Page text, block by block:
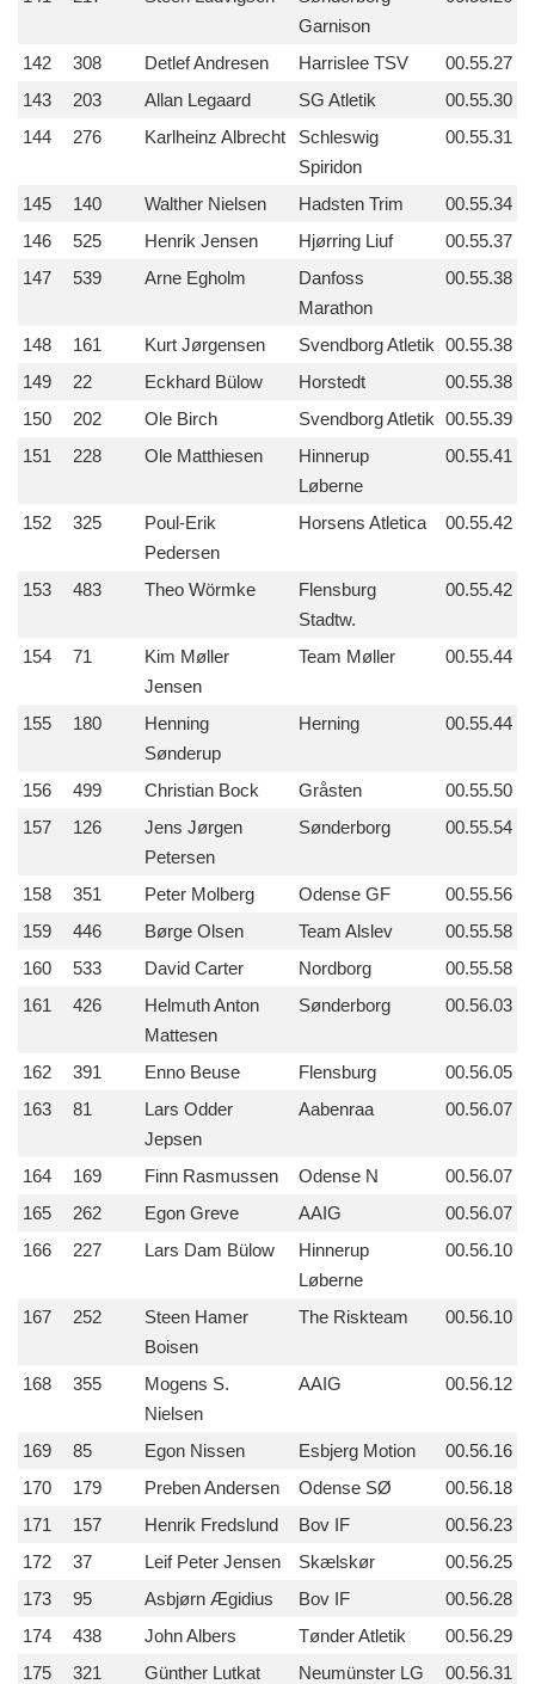
Garnison
142 308 Detlef Andresen Harrislee TSV
00.55.27
143
203 Allan Legaard SG Atletik
00.55.30
144
276 Karlheinz Albrecht
Schleswig
Spiridon
00.55.31
145 140 Walther Nielsen Hadsten Trim
00.55.34
146
525 Henrik Jensen Hjørring Liuf
00.55.37
147
539 Arne Egholm
Danfoss
Marathon
00.55.38
148 161 Kurt Jørgensen Svendborg Atletik 00.55.38
149
22 Eckhard Bülow Horstedt
00.55.38
150
202 Ole Birch Svendborg Atletik 00.55.39
151
228 Ole Matthiesen
Hinnerup
Løberne
00.55.41
152 325
Poul-Erik
Pedersen
Horsens Atletica 00.55.42
153 483 Theo Wörmke
Flensburg
Stadtw.
00.55.42
154 71
Kim Møller
Jensen
Team Møller 00.55.44
155 180
Henning
Sønderup
Herning 00.55.44
156 499 Christian Bock Gråsten
00.55.50
157
126
Jens Jørgen
Petersen
Sønderborg 00.55.54
158 351 Peter Molberg Odense GF
00.55.56
159
446 Børge Olsen Team Alslev
00.55.58
160
533 David Carter Nordborg
00.55.58
161
426
Helmuth Anton
Mattesen
Sønderborg 00.56.03
162 391 Enno Beuse Flensburg
00.56.05
163
81
Lars Odder
Jepsen
Aabenraa 00.56.07
164 169 Finn Rasmussen Odense N
00.56.07
165
262 Egon Greve AAIG
00.56.07
166
227 Lars Dam Bülow
Hinnerup
Løberne
00.56.10
167 252
Steen Hamer
Boisen
The Riskteam 00.56.10
168 355
Mogens S.
Nielsen
AAIG 00.56.12
169 85 Egon Nissen Esbjerg Motion
00.56.16
170
179 Preben Andersen Odense SØ
00.56.18
171
157 Henrik Fredslund Bov IF
00.56.23
172
37 Leif Peter Jensen Skælskør
00.56.25
173
95 Asbjørn Ægidius Bov IF
00.56.28
174
438 John Albers Tønder Atletik
00.56.29
175
321 Günther Lutkat Neumünster LG
00.56.31